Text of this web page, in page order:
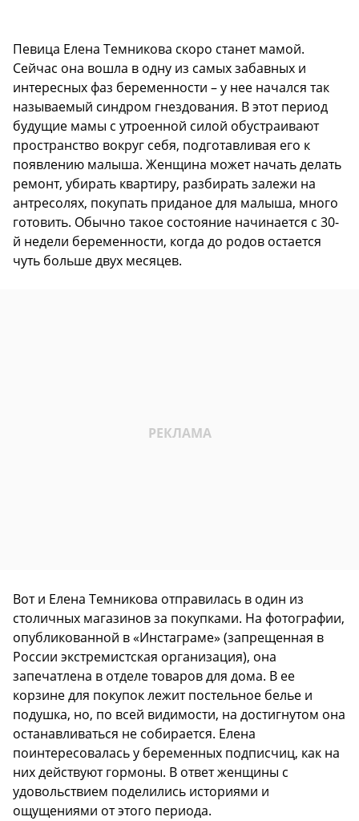
Певица Елена Темникова скоро станет мамой.
Сейчас она вошла в одну из самых забавных и
интересных фаз беременности – у нее начался так
называемый синдром гнездования. В этот период
будущие мамы с утроенной силой обустраивают
пространство вокруг себя, подготавливая его к
появлению малыша. Женщина может начать делать
ремонт, убирать квартиру, разбирать залежи на
антресолях, покупать приданое для малыша, много
готовить. Обычно такое состояние начинается с 30-
й недели беременности, когда до родов остается
чуть больше двух месяцев.
Вот и Елена Темникова отправилась в один из
столичных магазинов за покупками. На фотографии,
опубликованной в «Инстаграме» (запрещенная в
России экстремистская организация), она
запечатлена в отделе товаров для дома. В ее
корзине для покупок лежит постельное белье и
подушка, но, по всей видимости, на достигнутом она
останавливаться не собирается. Елена
поинтересовалась у беременных подписчиц, как на
них действуют гормоны. В ответ женщины с
удовольствием поделились историями и
ощущениями от этого периода.